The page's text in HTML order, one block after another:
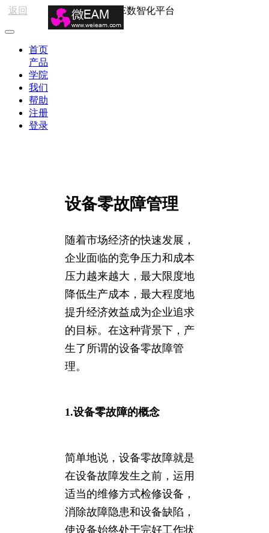
返回 HSE数智化平台
首页
产品
学院
我们
帮助
注册
登录
设备零故障管理
随着市场经济的快速发展，
企业面临的竞争压力和成本
压力越来越大，最大限度地
降低生产成本，最大程度地
提升经济效益成为企业追求
的目标。在这种背景下，产
生了所谓的设备零故障管
理。
1.设备零故障的概念
简单地说，设备零故障就是
在设备故障发生之前，运用
适当的维修方式检修设备，
消除故障隐患和设备缺陷，
使设备始终处于完好工作状